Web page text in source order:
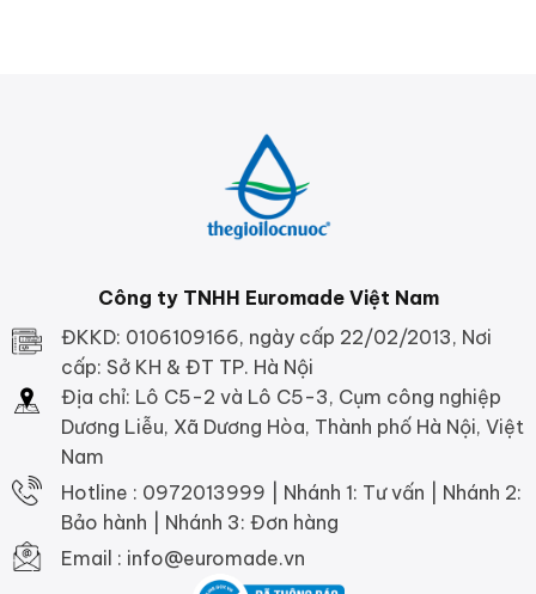
Công ty TNHH Euromade Việt Nam
ĐKKD: 0106109166, ngày cấp 22/02/2013, Nơi
cấp: Sở KH & ĐT TP. Hà Nội
Địa chỉ: Lô C5-2 và Lô C5-3, Cụm công nghiệp
Dương Liễu, Xã Dương Hòa, Thành phố Hà Nội, Việt
Nam
Hotline : 0972013999 | Nhánh 1: Tư vấn | Nhánh 2:
Bảo hành | Nhánh 3: Đơn hàng
Email : info@euromade.vn